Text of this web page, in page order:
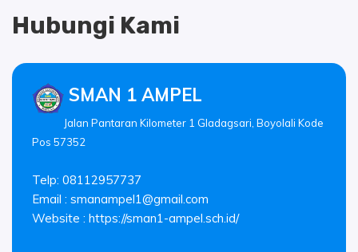
Hubungi Kami
SMAN 1 AMPEL
Jalan Pantaran Kilometer 1 Gladagsari, Boyolali Kode
Pos 57352
Telp: 08112957737
Email : smanampel1@gmail.com
Website : https://sman1-ampel.sch.id/